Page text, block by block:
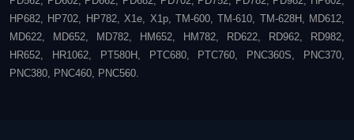
HP682, HP702, HP782, X1e, X1p, TM-600, TM-610, TM-628H, MD612,
MD622, MD652, MD782, HM652, HM782, RD622, RD962, RD982,
HR652, HR1062, PT580H, PTC680, PTC760, PNC360S, PNC370,
PNC380, PNC460, PNC560.